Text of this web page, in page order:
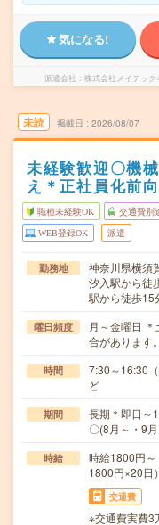
気になる!
派遣会社 株式会社メイテック
未読 掲載日 2026/08/07
未経験歓迎〇機
え＊正社員化前
職種未経験OK 交通費別
WEB登録OK 派遣
勤務地
神奈川県横須
汐入駅から徒
駅から徒歩15
曜日頻度
月～金曜日
合があります
時間
7:30～16:30
ど
期間
長期＊即日～
〇(8月～・9
時給
時給1800円
1800円×20日）
交通費
※交通費実費3